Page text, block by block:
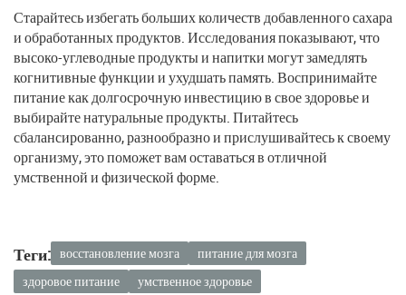
Старайтесь избегать больших количеств добавленного сахара
и обработанных продуктов. Исследования показывают, что
высоко-углеводные продукты и напитки могут замедлять
когнитивные функции и ухудшать память. Воспринимайте
питание как долгосрочную инвестицию в свое здоровье и
выбирайте натуральные продукты. Питайтесь
сбалансированно, разнообразно и прислушивайтесь к своему
организму, это поможет вам оставаться в отличной
умственной и физической форме.
Теги: восстановление мозга
питание для мозга
здоровое питание
умственное здоровье